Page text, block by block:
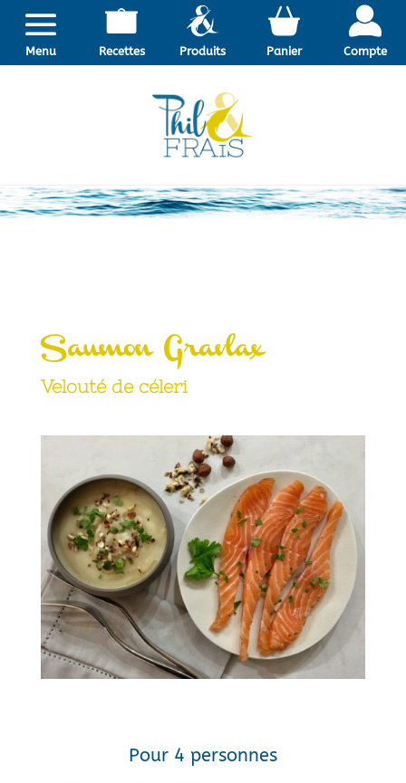
Menu Recettes Produits Panier Compte
Saumon Gravlax
Velouté de céleri
Pour 4 personnes